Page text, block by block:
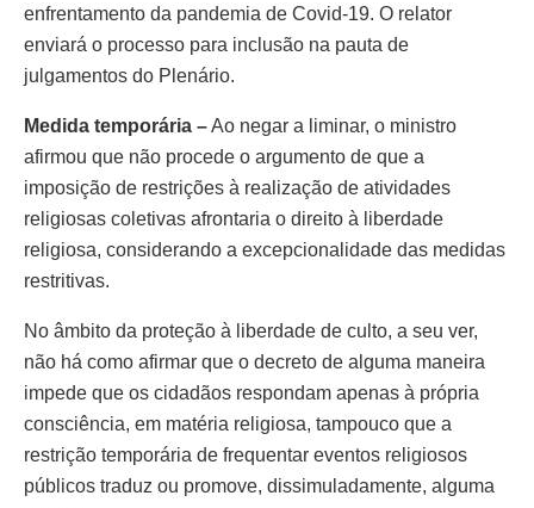
enfrentamento da pandemia de Covid-19. O relator
enviará o processo para inclusão na pauta de
julgamentos do Plenário.
Medida temporária –Ao negar a liminar, o ministro
afirmou que não procede o argumento de que a
imposição de restrições à realização de atividades
religiosas coletivas afrontaria o direito à liberdade
religiosa, considerando a excepcionalidade das medidas
restritivas.
No âmbito da proteção à liberdade de culto, a seu ver,
não há como afirmar que o decreto de alguma maneira
impede que os cidadãos respondam apenas à própria
consciência, em matéria religiosa, tampouco que a
restrição temporária de frequentar eventos religiosos
públicos traduz ou promove, dissimuladamente, alguma